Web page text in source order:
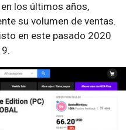
los últimos años,
su volumen de ventas.
en este pasado 2020